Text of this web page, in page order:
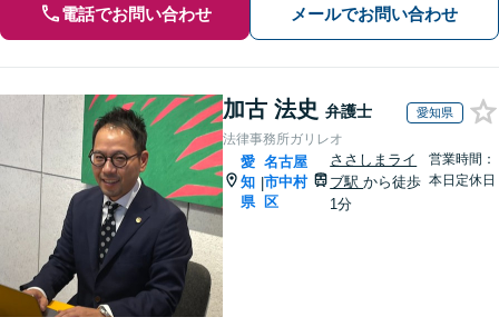
電話でお問い合わせ メールでお問い合わせ
加古 法史 弁護士 愛知県
法律事務所ガリレオ
愛
知
県
|
名古屋
市中村
区
ささしまライ
ブ駅から徒歩
1分
営業時間：
本日定休日